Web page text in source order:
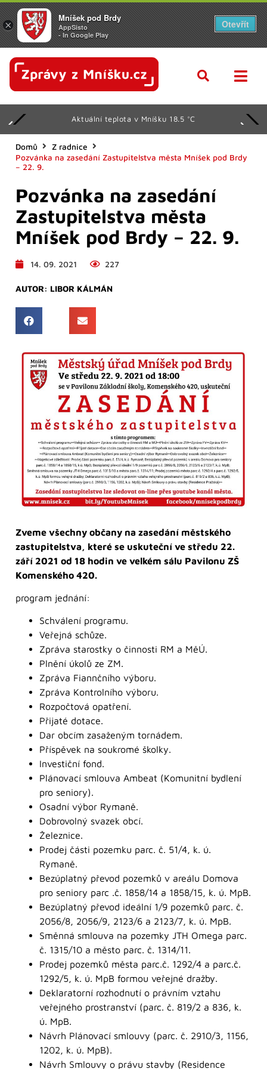
Aktuální teplota v Mníšku 18.5 °C
Domů
Z radnice
Pozvánka na zasedání Zastupitelstva města Mníšek pod Brdy
– 22. 9.
Pozvánka na zasedání
Zastupitelstva města
Mníšek pod Brdy – 22. 9.
14. 09. 2021 227
AUTOR: LIBOR KÁLMÁN
Zveme všechny občany na zasedání městského
zastupitelstva, které se uskuteční ve středu 22.
září 2021 od 18 hodin ve velkém sálu Pavilonu ZŠ
Komenského 420.
program jednání:
Schválení programu.
Veřejná schůze.
Zpráva starostky o činnosti RM a MěÚ.
Plnění úkolů ze ZM.
Zpráva Fiannčního výboru.
Zpráva Kontrolního výboru.
Rozpočtová opatření.
Přijaté dotace.
Dar obcím zasaženým tornádem.
Příspěvek na soukromé školky.
Investiční fond.
Plánovací smlouva Ambeat (Komunitní bydlení
pro seniory).
Osadní výbor Rymaně.
Dobrovolný svazek obcí.
Železnice.
Prodej části pozemku parc. č. 51/4, k. ú.
Rymaně.
Bezúplatný převod pozemků v areálu Domova
pro seniory parc .č. 1858/14 a 1858/15, k. ú. MpB.
Bezúplatný převod ideální 1/9 pozemků parc. č.
2056/8, 2056/9, 2123/6 a 2123/7, k. ú. MpB.
Směnná smlouva na pozemky JTH Omega parc.
č. 1315/10 a město parc. č. 1314/11.
Prodej pozemků města parc.č. 1292/4 a parc.č.
1292/5, k. ú. MpB formou veřejné dražby.
Deklaratorní rozhodnutí o právním vztahu
veřejného prostranství (parc. č. 819/2 a 836, k.
ú. MpB.
Návrh Plánovací smlouvy (parc. č. 2910/3, 1156,
1202, k. ú. MpB).
Návrh Smlouvy o právu stavby (Residence
×
Mníšek pod Brdy
AppSisto
- In Google Play
Otevřít